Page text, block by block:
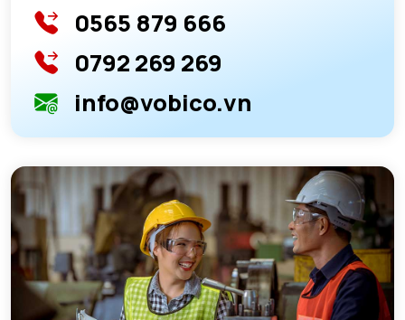
0565 879 666
0792 269 269
info@vobico.vn